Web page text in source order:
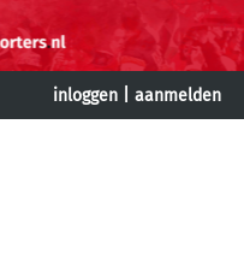
inloggen aanmelden